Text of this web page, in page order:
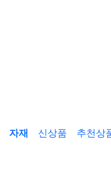
자재 신상품 추천상